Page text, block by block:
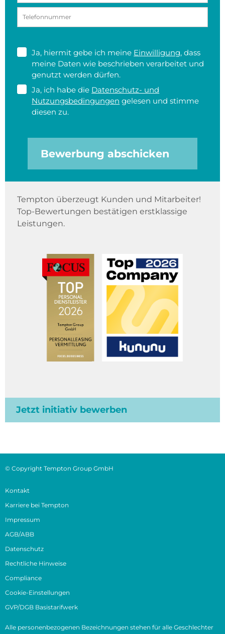
Ja, hiermit gebe ich meine Einwilligung, dass
meine Daten wie beschrieben verarbeitet und
genutzt werden dürfen.
Ja, ich habe die Datenschutz- und
Nutzungsbedingungen gelesen und stimme
diesen zu.
Bewerbung abschicken
Tempton überzeugt Kunden und Mitarbeiter!
Top-Bewertungen bestätigen erstklassige
Leistungen.
Jetzt initiativ bewerben
© Copyright Tempton Group GmbH
Kontakt
Karriere bei Tempton
Impressum
AGB/ABB
Datenschutz
Rechtliche Hinweise
Compliance
Cookie-Einstellungen
GVP/DGB Basistarifwerk
Alle personenbezogenen Bezeichnungen stehen für alle Geschlechter